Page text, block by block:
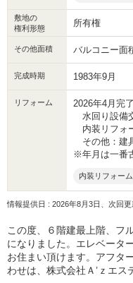
敷地の
権利形態
所有権
その他面積 バルコニー面
完成時期 1983年9月
リフォーム
2026年4月完了
水回り設備
内装リフォ
その他：建
※年月は一番
内装リフォーム
情報提供日 : 2026年8月3日、次回
この度、６階建最上階、フ
になりました。エレベータ
お住まい頂けます。アフタ
わせは、株式会社Ａ’ｚエス